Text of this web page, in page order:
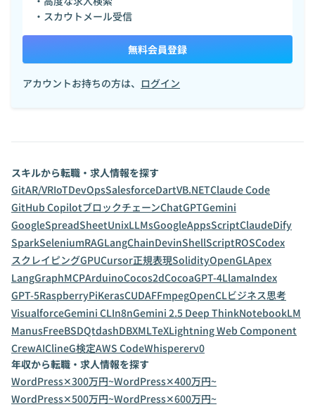
・スカウトメール受信
無料会員登録
アカウントお持ちの方は、 ログイン
スキルから転職・求人情報を探す
GitAR/VRIoTDevOpsSalesforceDartVB.NETClaude Code
GitHub CopilotブロックチェーンChatGPTGemini
GoogleSpreadSheetUnixLLMsGoogleAppsScriptClaudeDify
SparkSeleniumRAGLangChainDevinShellScriptROSCodex
スクレイピングGPUCursor正規表現SolidityOpenGLApex
LangGraphMCPArduinoCocos2dCocoaGPT-4LlamaIndex
GPT-5RaspberryPiKerasCUDAFFmpegOpenCLビジネス思考
VisualforceGemini CLIn8nGemini 2.5 Deep ThinkNotebookLM
ManusFreeBSDQtdashDBXMLTeXLightning Web Component
CrewAIClineG検定AWS CodeWhispererv0
年収から転職・求人情報を探す
WordPress✕300万円~WordPress✕400万円~
WordPress✕500万円~WordPress✕600万円~